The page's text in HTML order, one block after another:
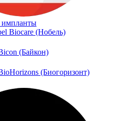
импланты
Biocare (Нобель)
(Байкон)
(Биогоризонт)